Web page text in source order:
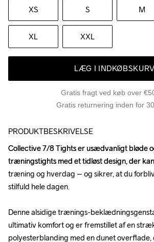
XS S M
XL XXL
LÆG I INDKØBSKURV
Gratis fragt ved køb over
Gratis returnering inden for
PRODUKTBESKRIVELSE
Collective 7/8 Tights er usædvanligt bløde
træningstights med et tidløst design, der
træning og hverdag – og sikrer, at du
stilfuld hele dagen.
Denne alsidige trænings-
ultimativ komfort og er fremstillet af en
polyesterblanding med en dunet overflade,
Collective 7/8 Tights er usædvanligt bløde
træningstights med et tidløst design, der
træning og hverdag – og sikrer, at du
stilfuld hele dagen.
Denne alsidige trænings-
ultimativ komfort og er fremstillet af en
polyesterblanding med en dunet overflade,